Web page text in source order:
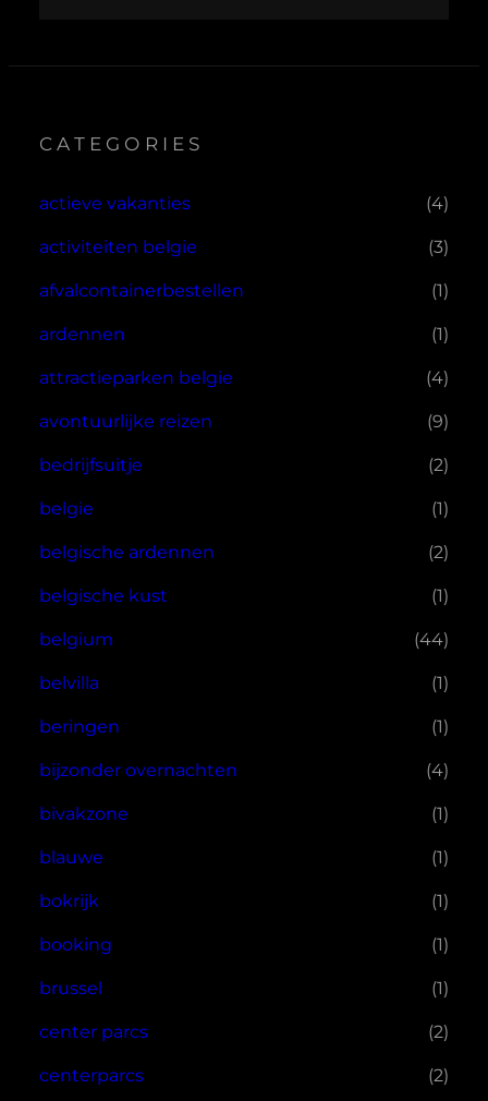
CATEGORIES
actieve vakanties (4)
activiteiten belgie (3)
afvalcontainerbestellen (1)
ardennen (1)
attractieparken belgie (4)
avontuurlijke reizen (9)
bedrijfsuitje (2)
belgie (1)
belgische ardennen (2)
belgische kust (1)
belgium (44)
belvilla (1)
beringen (1)
bijzonder overnachten (4)
bivakzone (1)
blauwe (1)
bokrijk (1)
booking (1)
brussel (1)
center parcs (2)
centerparcs (2)